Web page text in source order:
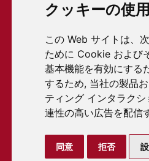
クッキーの使
この Web サイトは、
ために Cookie および
基本機能を有効にする
するため, 当社の製品
ティング インタラク
連性の高い広告を配信
同意 拒否
一般利用規約
法的告知
データプライバシー